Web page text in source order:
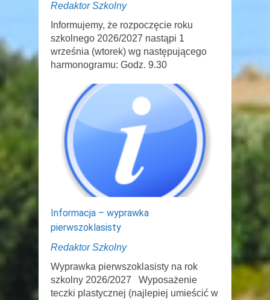
Redaktor Szkolny
Informujemy, że rozpoczęcie roku
szkolnego 2026/2027 nastąpi 1
września (wtorek) wg następującego
harmonogramu: Godz. 9.30
Informacja – wyprawka
pierwszoklasisty
Redaktor Szkolny
Wyprawka pierwszoklasisty na rok
szkolny 2026/2027 Wyposażenie
teczki plastycznej (najlepiej umieścić w